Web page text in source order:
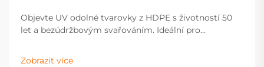
Objevte UV odolné tvarovky z HDPE s životností 50
let a bezúdržbovým svařováním. Ideální pro
o cenovou nabídku ještě dnes.
Zobrazit více